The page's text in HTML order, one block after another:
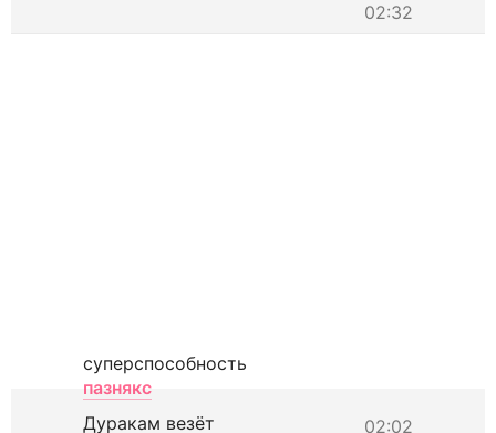
02:32
суперспособность
пазнякс
02:02
Дуракам везёт